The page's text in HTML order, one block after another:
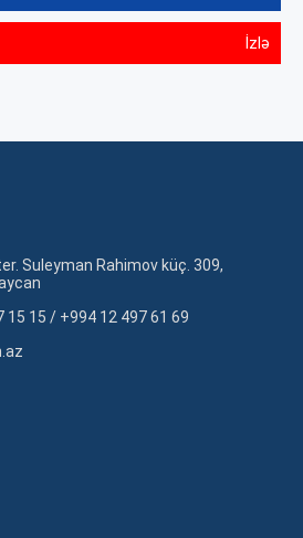
İzlə
Suleyman Rahimov küç. 309,
15 15 / +994 12 497 61 69